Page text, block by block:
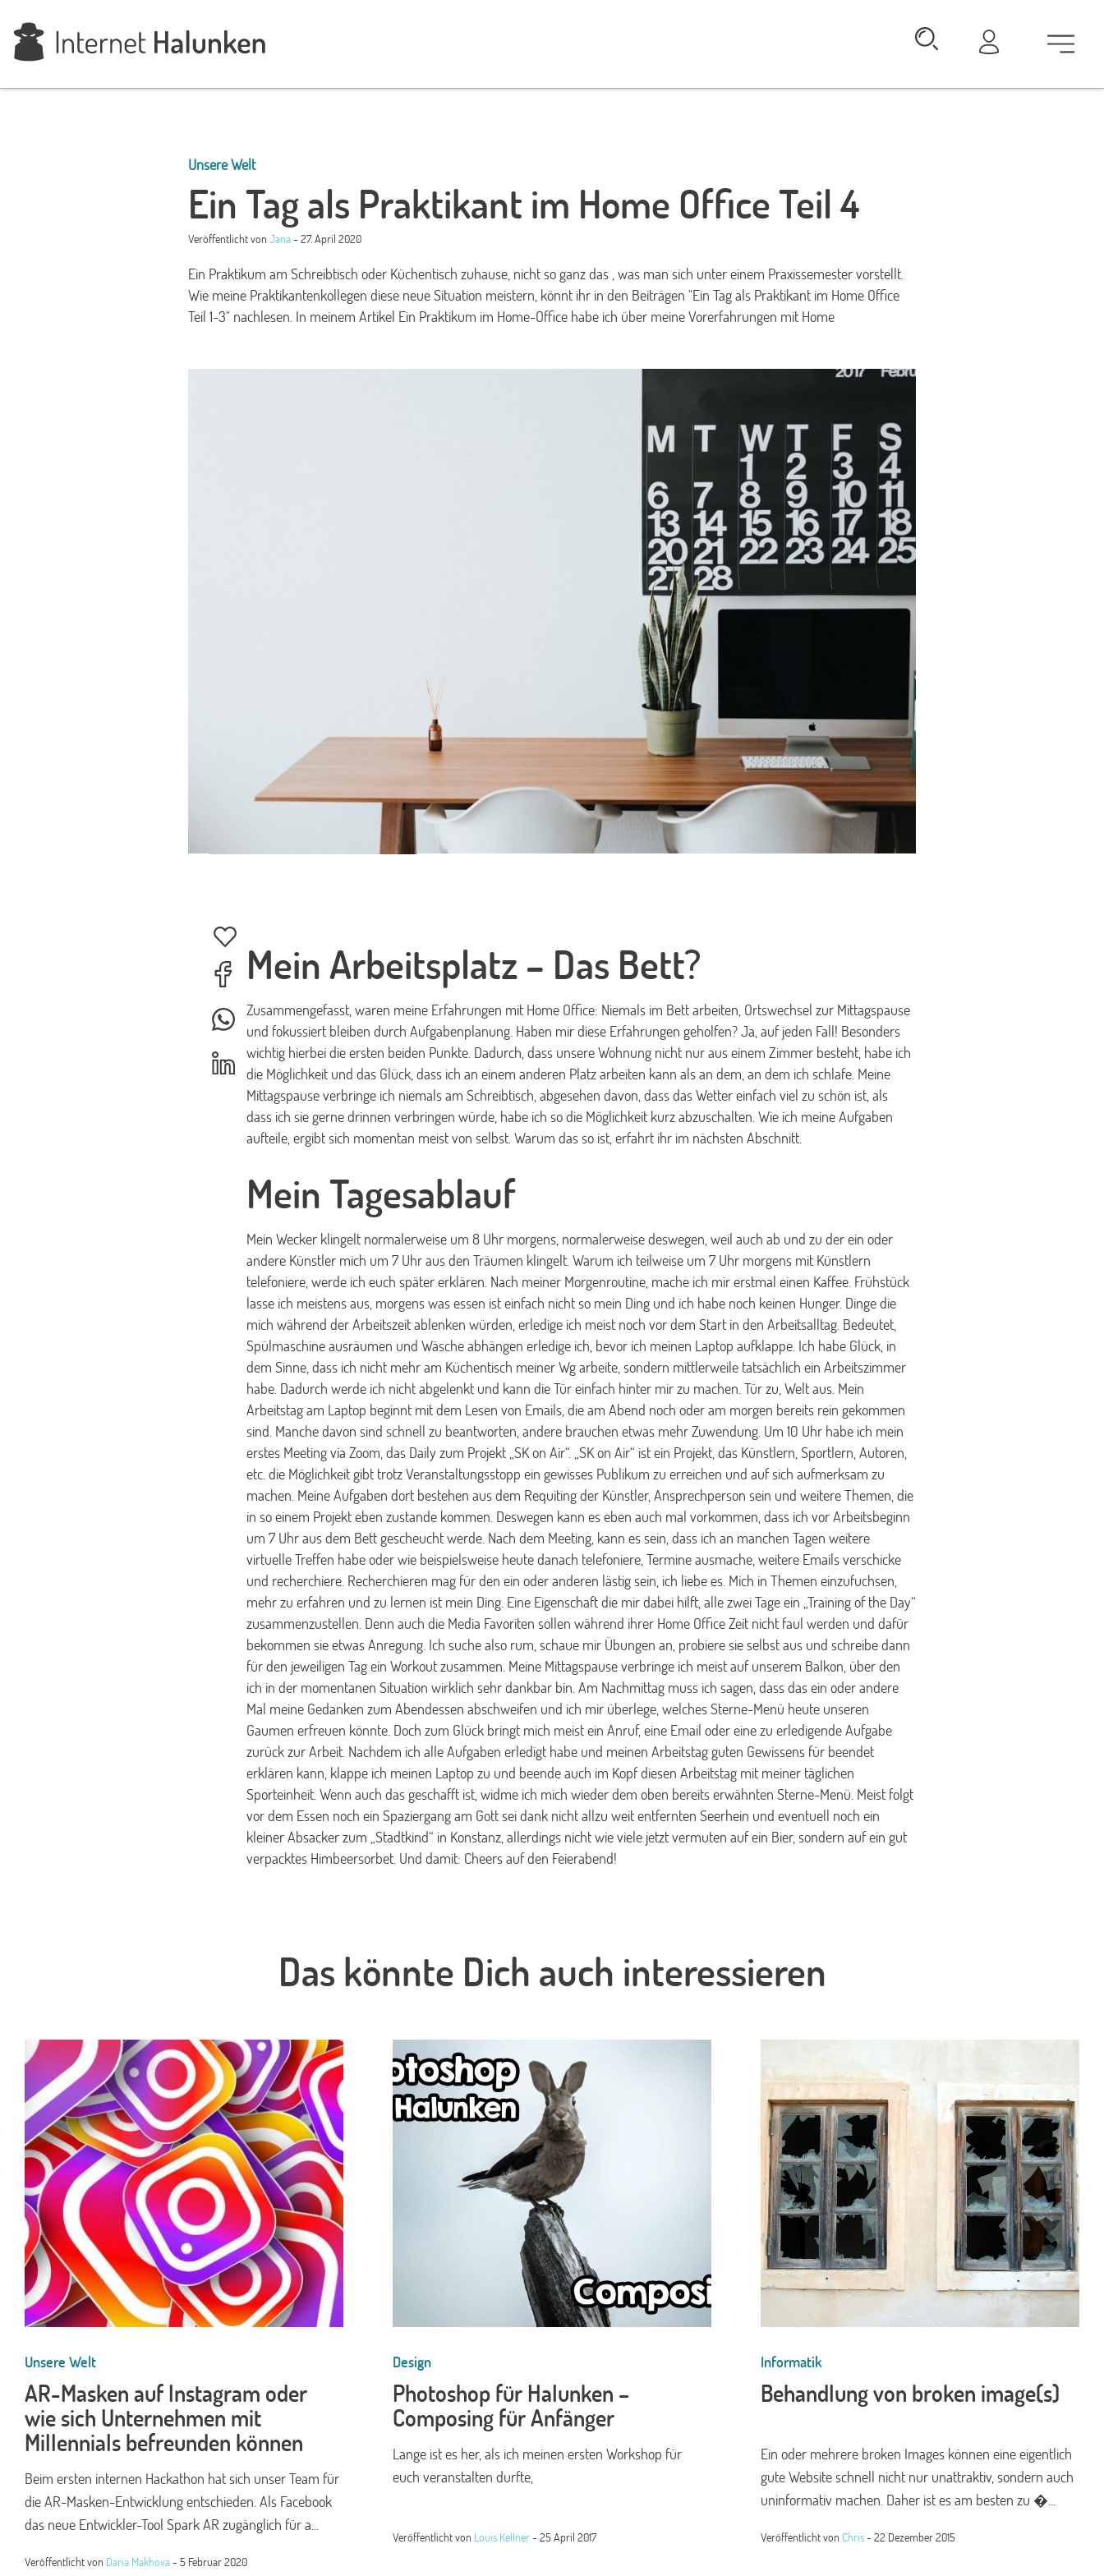
Unsere Welt
Ein Tag als Praktikant im Home Office Teil 4
Veröffentlicht vonJana- 27. April 2020
Ein Praktikum am Schreibtisch oder Küchentisch zuhause, nicht so ganz das , was man sich unter einem Praxissemester vorstellt.
Wie meine Praktikantenkollegen diese neue Situation meistern, könnt ihr in den Beiträgen "Ein Tag als Praktikant im Home Office
Teil 1-3" nachlesen. In meinem Artikel Ein Praktikum im Home-Office habe ich über meine Vorerfahrungen mit Home
Mein Arbeitsplatz – Das Bett?
Zusammengefasst, waren meine Erfahrungen mit Home Office: Niemals im Bett arbeiten, Ortswechsel zur Mittagspause
und fokussiert bleiben durch Aufgabenplanung. Haben mir diese Erfahrungen geholfen? Ja, auf jeden Fall! Besonders
wichtig hierbei die ersten beiden Punkte. Dadurch, dass unsere Wohnung nicht nur aus einem Zimmer besteht, habe ich
die Möglichkeit und das Glück, dass ich an einem anderen Platz arbeiten kann als an dem, an dem ich schlafe. Meine
Mittagspause verbringe ich niemals am Schreibtisch, abgesehen davon, dass das Wetter einfach viel zu schön ist, als
dass ich sie gerne drinnen verbringen würde, habe ich so die Möglichkeit kurz abzuschalten. Wie ich meine Aufgaben
aufteile, ergibt sich momentan meist von selbst. Warum das so ist, erfahrt ihr im nächsten Abschnitt.
Mein Tagesablauf
Mein Wecker klingelt normalerweise um 8 Uhr morgens, normalerweise deswegen, weil auch ab und zu der ein oder
andere Künstler mich um 7 Uhr aus den Träumen klingelt. Warum ich teilweise um 7 Uhr morgens mit Künstlern
telefoniere, werde ich euch später erklären. Nach meiner Morgenroutine, mache ich mir erstmal einen Kaffee. Frühstück
lasse ich meistens aus, morgens was essen ist einfach nicht so mein Ding und ich habe noch keinen Hunger. Dinge die
mich während der Arbeitszeit ablenken würden, erledige ich meist noch vor dem Start in den Arbeitsalltag. Bedeutet,
Spülmaschine ausräumen und Wäsche abhängen erledige ich, bevor ich meinen Laptop aufklappe. Ich habe Glück, in
dem Sinne, dass ich nicht mehr am Küchentisch meiner Wg arbeite, sondern mittlerweile tatsächlich ein Arbeitszimmer
habe. Dadurch werde ich nicht abgelenkt und kann die Tür einfach hinter mir zu machen. Tür zu, Welt aus. Mein
Arbeitstag am Laptop beginnt mit dem Lesen von Emails, die am Abend noch oder am morgen bereits rein gekommen
sind. Manche davon sind schnell zu beantworten, andere brauchen etwas mehr Zuwendung. Um 10 Uhr habe ich mein
erstes Meeting via Zoom, das Daily zum Projekt „SK on Air“. „SK on Air“ ist ein Projekt, das Künstlern, Sportlern, Autoren,
etc. die Möglichkeit gibt trotz Veranstaltungsstopp ein gewisses Publikum zu erreichen und auf sich aufmerksam zu
machen. Meine Aufgaben dort bestehen aus dem Requiting der Künstler, Ansprechperson sein und weitere Themen, die
in so einem Projekt eben zustande kommen. Deswegen kann es eben auch mal vorkommen, dass ich vor Arbeitsbeginn
um 7 Uhr aus dem Bett gescheucht werde. Nach dem Meeting, kann es sein, dass ich an manchen Tagen weitere
virtuelle Treffen habe oder wie beispielsweise heute danach telefoniere, Termine ausmache, weitere Emails verschicke
und recherchiere. Recherchieren mag für den ein oder anderen lästig sein, ich liebe es. Mich in Themen einzufuchsen,
mehr zu erfahren und zu lernen ist mein Ding. Eine Eigenschaft die mir dabei hilft, alle zwei Tage ein „Training of the Day“
zusammenzustellen. Denn auch die Media Favoriten sollen während ihrer Home Office Zeit nicht faul werden und dafür
bekommen sie etwas Anregung. Ich suche also rum, schaue mir Übungen an, probiere sie selbst aus und schreibe dann
für den jeweiligen Tag ein Workout zusammen. Meine Mittagspause verbringe ich meist auf unserem Balkon, über den
ich in der momentanen Situation wirklich sehr dankbar bin. Am Nachmittag muss ich sagen, dass das ein oder andere
Mal meine Gedanken zum Abendessen abschweifen und ich mir überlege, welches Sterne-Menü heute unseren
Gaumen erfreuen könnte. Doch zum Glück bringt mich meist ein Anruf, eine Email oder eine zu erledigende Aufgabe
zurück zur Arbeit. Nachdem ich alle Aufgaben erledigt habe und meinen Arbeitstag guten Gewissens für beendet
erklären kann, klappe ich meinen Laptop zu und beende auch im Kopf diesen Arbeitstag mit meiner täglichen
Sporteinheit. Wenn auch das geschafft ist, widme ich mich wieder dem oben bereits erwähnten Sterne-Menü. Meist folgt
vor dem Essen noch ein Spaziergang am Gott sei dank nicht allzu weit entfernten Seerhein und eventuell noch ein
kleiner Absacker zum „Stadtkind“ in Konstanz, allerdings nicht wie viele jetzt vermuten auf ein Bier, sondern auf ein gut
verpacktes Himbeersorbet. Und damit: Cheers auf den Feierabend!
Das könnte Dich auch interessieren
Unsere Welt
AR-Masken auf Instagram oder
wie sich Unternehmen mit
Millennials befreunden können
Beim ersten internen Hackathon hat sich unser Team für
die AR-Masken-Entwicklung entschieden. Als Facebook
das neue Entwickler-Tool Spark AR zugänglich für a...
Veröffentlicht von Daria Makhova- 5 Februar 2020
Design
Photoshop für Halunken –
Composing für Anfänger
Lange ist es her, als ich meinen ersten Workshop für
euch veranstalten durfte,
Veröffentlicht von Louis Kellner- 25 April 2017
Informatik
Behandlung von broken image(s)
Ein oder mehrere broken Images können eine eigentlich
gute Website schnell nicht nur unattraktiv, sondern auch
uninformativ machen. Daher ist es am besten zu �...
Veröffentlicht von Chris- 22 Dezember 2015